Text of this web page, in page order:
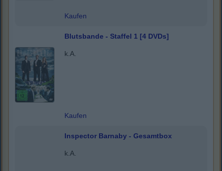
Kaufen
Blutsbande - Staffel 1 [4 DVDs]
k.A.
Kaufen
Inspector Barnaby - Gesamtbox
k.A.